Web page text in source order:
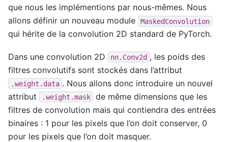
que nous les implémentions par nous-mêmes. Nous
allons définir un nouveau module
MaskedConvolution
qui hérite de la convolution 2D standard de PyTorch.
Dans une convolution 2D nn.Conv2d , les poids des
filtres convolutifs sont stockés dans l’attribut
.weight.data . Nous allons donc introduire un nouvel
attribut
.weight.mask
de même dimensions que les
filtres de convolution mais qui contiendra des entrées
binaires : 1 pour les pixels que l’on doit conserver, 0
pour les pixels que l’on doit masquer.